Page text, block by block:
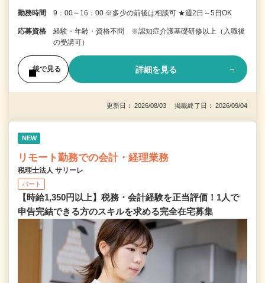
勤務時間 9：00～16：00 ※多少の前後は相談可 ★週2日～5日OK
応募資格
経験・年齢・資格不問 ※認知症介護基礎研修以上（入職後
の受講可）
後で見る 詳細を見る
更新日： 2026/08/03 掲載終了日： 2026/09/04
NEW
リモート勤務での会計・経理業務
税理士法人 サリーレ
パート
【時給1,350円以上】税務・会計経験を正当評価！1⼈で
申告完結できる⽅のスキルを求める完全在宅募集